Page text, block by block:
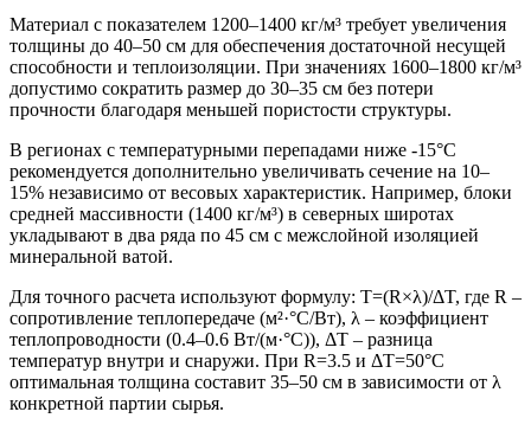
Материал с показателем 1200–1400 кг/м³ требует увеличения
толщины до 40–50 см для обеспечения достаточной несущей
способности и теплоизоляции. При значениях 1600–1800 кг/м³
допустимо сократить размер до 30–35 см без потери
прочности благодаря меньшей пористости структуры.
В регионах с температурными перепадами ниже -15°C
рекомендуется дополнительно увеличивать сечение на 10–
15% независимо от весовых характеристик. Например, блоки
средней массивности (1400 кг/м³) в северных широтах
укладывают в два ряда по 45 см с межслойной изоляцией
минеральной ватой.
Для точного расчета используют формулу: Т=(R×λ)/ΔT, где R –
сопротивление теплопередаче (м²·°C/Вт), λ – коэффициент
теплопроводности (0.4–0.6 Вт/(м·°C)), ΔT – разница
температур внутри и снаружи. При R=3.5 и ΔT=50°C
оптимальная толщина составит 35–50 см в зависимости от λ
конкретной партии сырья.